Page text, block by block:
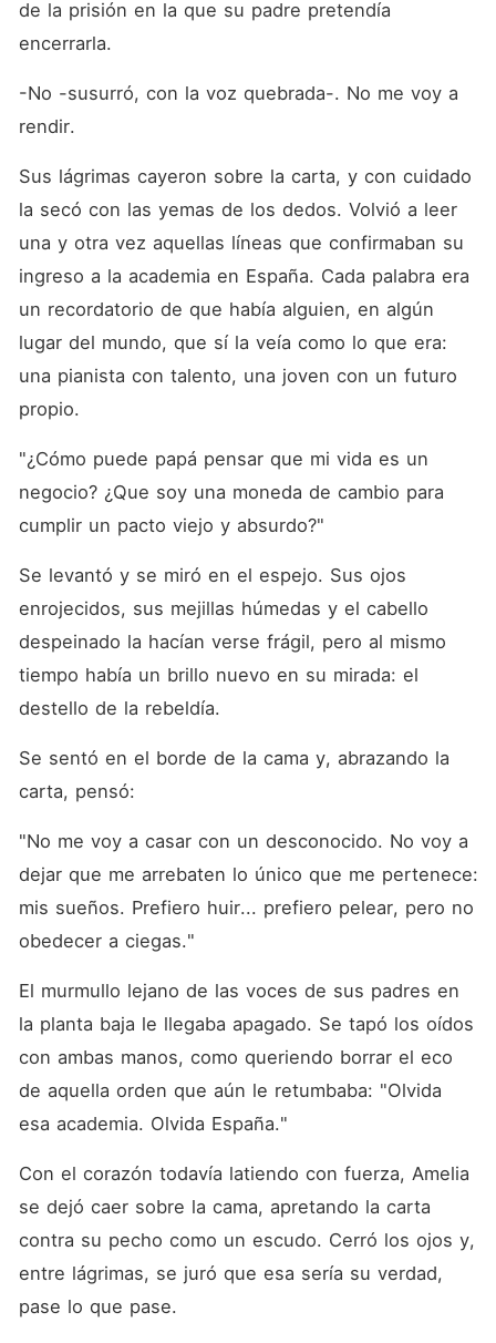
de la prisión en la que su padre pretendía
encerrarla.
-No -susurró, con la voz quebrada-. No me voy a
rendir.
Sus lágrimas cayeron sobre la carta, y con cuidado
la secó con las yemas de los dedos. Volvió a leer
una y otra vez aquellas líneas que confirmaban su
ingreso a la academia en España. Cada palabra era
un recordatorio de que había alguien, en algún
lugar del mundo, que sí la veía como lo que era:
una pianista con talento, una joven con un futuro
propio.
"¿Cómo puede papá pensar que mi vida es un
negocio? ¿Que soy una moneda de cambio para
cumplir un pacto viejo y absurdo?"
Se levantó y se miró en el espejo. Sus ojos
enrojecidos, sus mejillas húmedas y el cabello
despeinado la hacían verse frágil, pero al mismo
tiempo había un brillo nuevo en su mirada: el
destello de la rebeldía.
Se sentó en el borde de la cama y, abrazando la
carta, pensó:
"No me voy a casar con un desconocido. No voy a
dejar que me arrebaten lo único que me pertenece:
mis sueños. Prefiero huir... prefiero pelear, pero no
obedecer a ciegas."
El murmullo lejano de las voces de sus padres en
la planta baja le llegaba apagado. Se tapó los oídos
con ambas manos, como queriendo borrar el eco
de aquella orden que aún le retumbaba: "Olvida
esa academia. Olvida España."
Con el corazón todavía latiendo con fuerza, Amelia
se dejó caer sobre la cama, apretando la carta
contra su pecho como un escudo. Cerró los ojos y,
entre lágrimas, se juró que esa sería su verdad,
pase lo que pase.